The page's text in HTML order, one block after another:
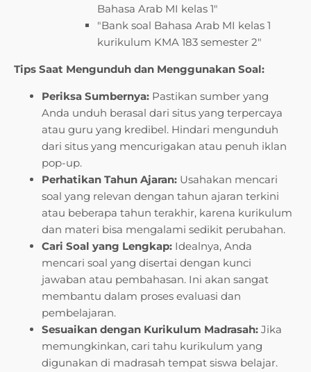
Bahasa Arab MI kelas 1"
"Bank soal Bahasa Arab MI kelas 1
kurikulum KMA 183 semester 2"
Tips Saat Mengunduh dan Menggunakan Soal:
Periksa Sumbernya: Pastikan sumber yang
Anda unduh berasal dari situs yang terpercaya
atau guru yang kredibel. Hindari mengunduh
dari situs yang mencurigakan atau penuh iklan
pop-up.
Perhatikan Tahun Ajaran: Usahakan mencari
soal yang relevan dengan tahun ajaran terkini
atau beberapa tahun terakhir, karena kurikulum
dan materi bisa mengalami sedikit perubahan.
Cari Soal yang Lengkap: Idealnya, Anda
mencari soal yang disertai dengan kunci
jawaban atau pembahasan. Ini akan sangat
membantu dalam proses evaluasi dan
pembelajaran.
Sesuaikan dengan Kurikulum Madrasah: Jika
memungkinkan, cari tahu kurikulum yang
digunakan di madrasah tempat siswa belajar.